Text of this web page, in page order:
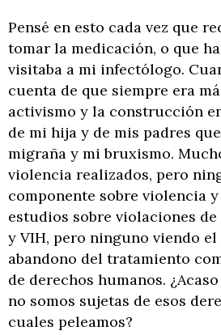
Pensé en esto cada vez que
tomar la medicación, o que
visitaba a mi infectólogo.
cuenta de que siempre era
activismo y la construcción
de mi hija y de mis padres
migraña y mi bruxismo.
violencia realizados, pero
componente sobre violencia
estudios sobre violaciones
y VIH, pero ninguno viendo
abandono del tratamiento
de derechos humanos.
no somos sujetas de esos
cuales peleamos?